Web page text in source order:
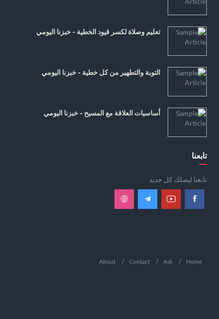
تعليم وصلاة لكسر قيود الخطية - خبزنا اليومي
التوبة والتطهير من كل خطية - خبزنا اليومي
أساسيات العلاقة مع المسيح - خبزنا اليومي
تابعنا
تابعنا ليصلك كل جديد
Home
Ask
Contact
About